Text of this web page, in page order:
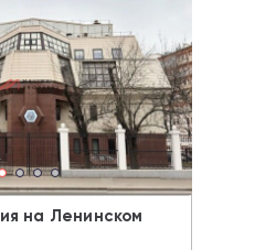
на Ленинском